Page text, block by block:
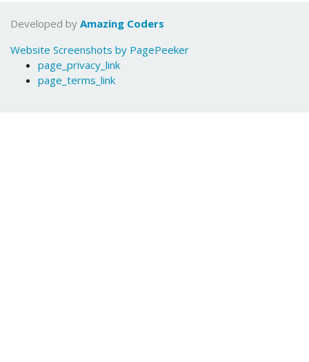
Developed by Amazing Coders
Website Screenshots by PagePeeker
page_privacy_link
page_terms_link